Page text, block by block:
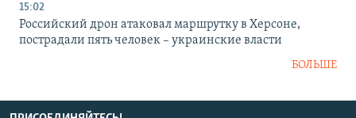
15:02
Российский дрон атаковал маршрутку в Херсоне,
пострадали пять человек – украинские власти
БОЛЬШЕ